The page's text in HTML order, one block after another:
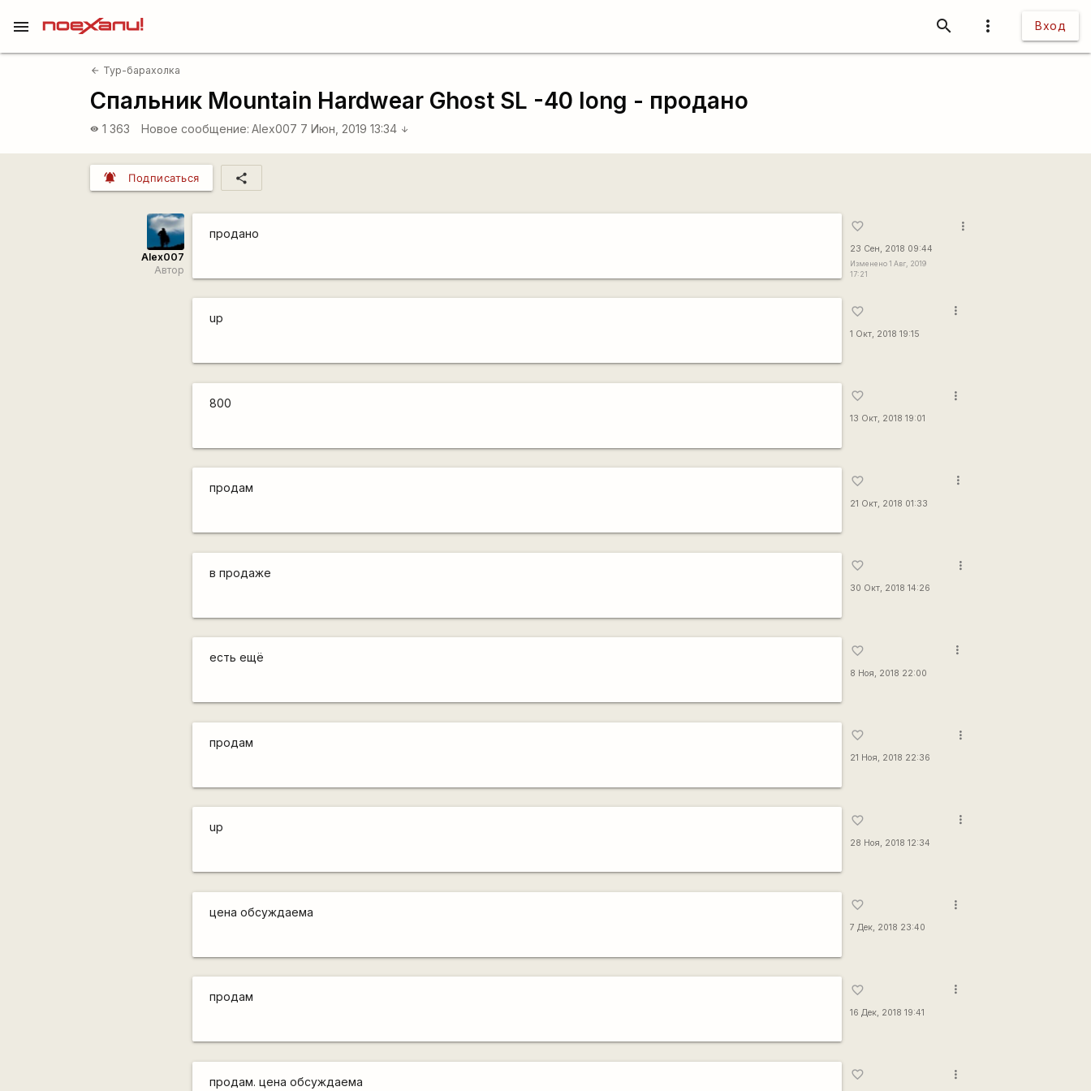
more_vert Вход
search
menu
arrow_back Тур-барахолка
Спальник Mountain Hardwear Ghost SL -40 long - продано
visibility 1 363 Новое сообщение: Alex007 7 Июн, 2019 13:34 arrow_downward
notifications_active Подписаться share
Alex007
Автор
продано
favorite_border
23 Сен, 2018 09:44
Изменено 1 Авг, 2019
17:21
more_vert
up
favorite_border
1 Окт, 2018 19:15
more_vert
800
favorite_border
13 Окт, 2018 19:01
more_vert
продам
favorite_border
21 Окт, 2018 01:33
more_vert
в продаже
favorite_border
30 Окт, 2018 14:26
more_vert
есть ещё
favorite_border
8 Ноя, 2018 22:00
more_vert
продам
favorite_border
21 Ноя, 2018 22:36
more_vert
up
favorite_border
28 Ноя, 2018 12:34
more_vert
цена обсуждаема
favorite_border
7 Дек, 2018 23:40
more_vert
продам
favorite_border
16 Дек, 2018 19:41
more_vert
продам. цена обсуждаема
favorite_border more_vert